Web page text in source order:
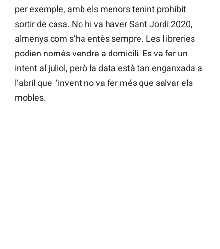
per exemple, amb els menors tenint prohibit
sortir de casa. No hi va haver Sant Jordi 2020,
almenys com s’ha entès sempre. Les llibreries
podien només vendre a domicili. Es va fer un
intent al juliol, però la data està tan enganxada a
l’abril que l’invent no va fer més que salvar els
mobles.